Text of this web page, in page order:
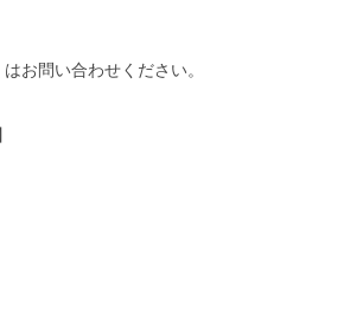
お問い合わせください。